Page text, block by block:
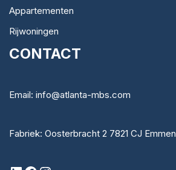
Appartementen
Rijwoningen
CONTACT
Email: info@atlanta-mbs.com
Fabriek: Oosterbracht 2 7821 CJ Emmen